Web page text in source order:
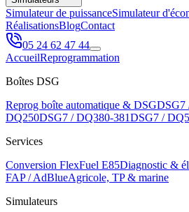
Simulateur de puissanceSimulateur
RéalisationsBlogContact
05 24 62 47 44
AccueilReprogrammation
Boîtes DSG
Reprog boîte automatique & DSGDSG7
DQ250DSG7 / DQ380-381DSG7 /
Services
Conversion FlexFuel E85Diagnostic &
FAP / AdBlueAgricole, TP & marine
Simulateurs